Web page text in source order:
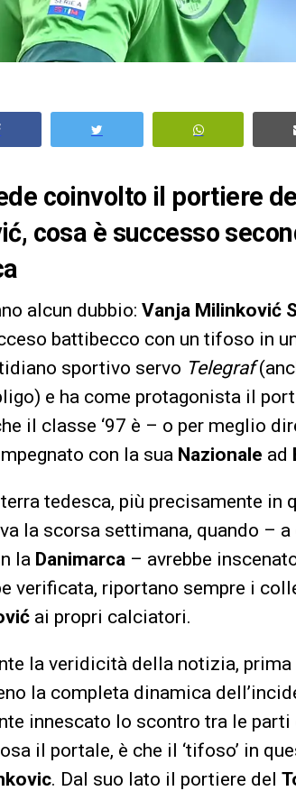
coinvolto il portiere
cosa è successo
alcun dubbio: Vanja Milinković
battibecco con un tifoso in
sportivo servo Telegraf
e ha come protagonista il
il classe ‘97 è – o per meglio
con la sua Nazionale ad
tedesca, più precisamente in
la scorsa settimana, quando –
la Danimarca – avrebbe
verificata, riportano sempre i
ai propri calciatori.
la veridicità della notizia,
la completa dinamica
innescato lo scontro tra le parti
il portale, è che il ‘tifoso’ in
. Dal suo lato il portiere del